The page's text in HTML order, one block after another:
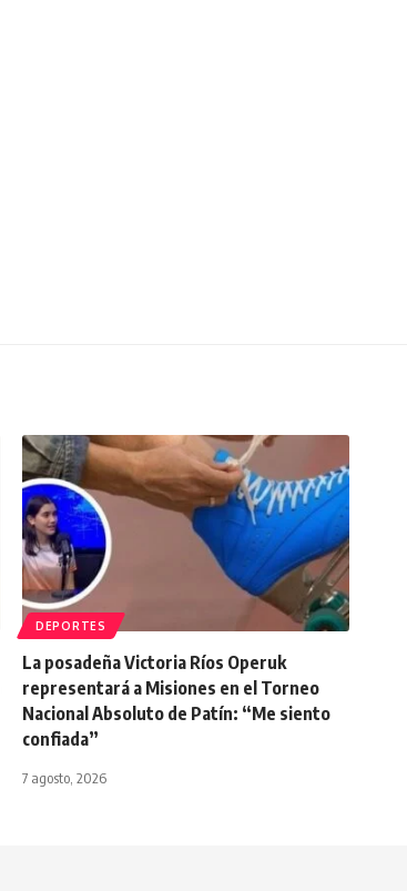
DEPORTES
La posadeña Victoria Ríos Operuk
representará a Misiones en el Torneo
Nacional Absoluto de Patín: “Me siento
confiada”
7 agosto, 2026